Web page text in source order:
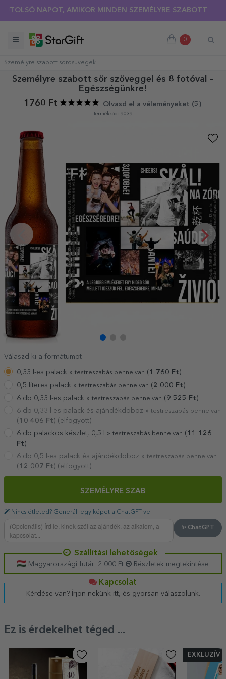
NAPOT, AMIKOR MINDEN SZEMÉLYRE SZABOTT PÓLÓRA
NYÁRI KIÁRUSÍTÁS 🌴 AKÁR 40%-OS KEDVEZMÉNY TÖBB
0
Személyre szabott sörösüvegek
Személyre szabott sör szöveggel és 8 fotóval –
Egészségünkre!
1760 Ft
Olvasd el a véleményeket (5 )
Termékkód: 9039
Válaszd ki a formátumot
0,33 l-es palack » testreszabás benne van ( 1 760 Ft )
0,5 literes palack » testreszabás benne van (2 000 Ft)
6 db 0,33 l-es palack » testreszabás benne van ( 9 525 Ft )
6 db 0,33 l-es palack és ajándékdoboz » testreszabás benne van
( 10 406 Ft ) (elfogyott)
6 db palackos készlet, 0,5 l » testreszabás benne van ( 11 126
Ft )
6 db 0,5 l-es palack és ajándékdoboz » testreszabás benne van
( 12 007 Ft ) (elfogyott)
SZEMÉLYRE SZAB
Nincs ötleted? Generálj egy képet a ChatGPT-vel
✨ ChatGPT
Szállítási lehetőségek
Magyarországi futár: 2 000 Ft Részletek megtekintése
Kapcsolat
Kérdése van? Írjon nekünk itt, és gyorsan válaszolunk.
Ez is érdekelhet téged ...
EXKLUZÍV